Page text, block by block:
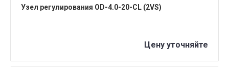
Узел регулирования OD-4.0-20-СL (2VS)
Цену уточняйте